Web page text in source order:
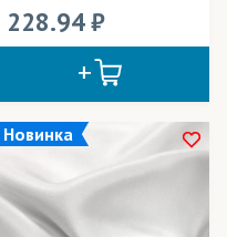
228.94
Новинка